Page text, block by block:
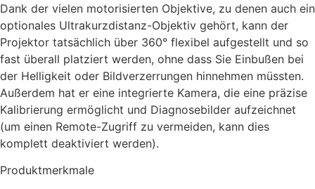
Dank der vielen motorisierten Objektive, zu denen auch ein
optionales Ultrakurzdistanz-Objektiv gehört, kann der
Projektor tatsächlich über 360° flexibel aufgestellt und so
fast überall platziert werden, ohne dass Sie Einbußen bei
der Helligkeit oder Bildverzerrungen hinnehmen müssten.
Außerdem hat er eine integrierte Kamera, die eine präzise
Kalibrierung ermöglicht und Diagnosebilder aufzeichnet
(um einen Remote-Zugriff zu vermeiden, kann dies
komplett deaktiviert werden).
Produktmerkmale